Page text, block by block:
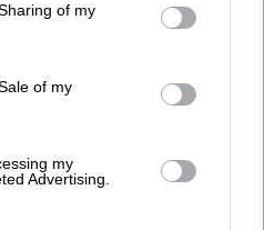
behaviour. You may click to
and its third-party tags to
purposes in below Google
of my
of my
my
Advertising.
διάστημα, στο
δράσεων που
Τροχαίας Αττικής για
και την